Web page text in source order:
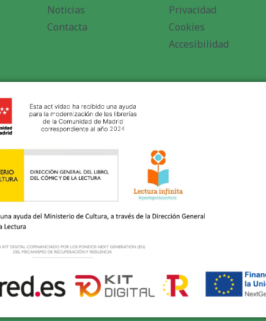
Noticias
Contacta
Privacidad
Cookies
Accesibilidad